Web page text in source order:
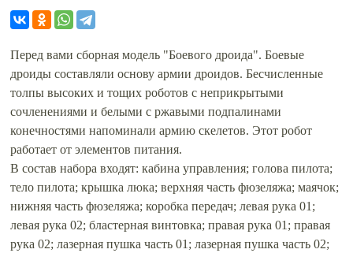
Перед вами сборная модель "Боевого дроида". Боевые
дроиды составляли основу армии дроидов. Бесчисленные
толпы высоких и тощих роботов с неприкрытыми
сочленениями и белыми с ржавыми подпалинами
конечностями напоминали армию скелетов. Этот робот
работает от элементов питания.
В состав набора входят: кабина управления; голова пилота;
тело пилота; крышка люка; верхняя часть фюзеляжа; маячок;
нижняя часть фюзеляжа; коробка передач; левая рука 01;
левая рука 02; бластерная винтовка; правая рука 01; правая
рука 02; лазерная пушка часть 01; лазерная пушка часть 02;